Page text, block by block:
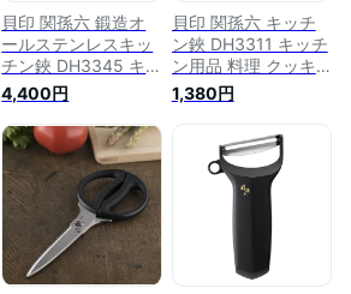
貝印 関孫六 鍛造オ
ールステンレスキッ
チン鋏 DH3345 キ
ッチン用品 料理 ク
ッキング 調理器具
便利用品 メール便
4,400円
貝印 関孫六 キッチ
ン鋏 DH3311 キッチ
ン用品 料理 クッキ
ング 調理器具 便利
用品
1,380円